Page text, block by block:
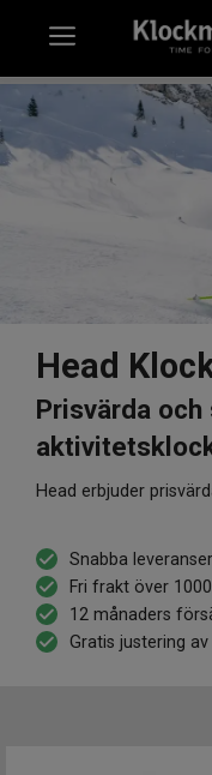
HEM
KLOCKOR
VARUMÄRKEN
BUTIKER
Head
Prisvärda
Head erbjuder
passar för alla
mångfald av
tillgodose dina behov.
klockorna är perfekta
dem under ditt
Klockor från Head
Snabba leveranser
Fri frakt över
12 månaders
Gratis justering